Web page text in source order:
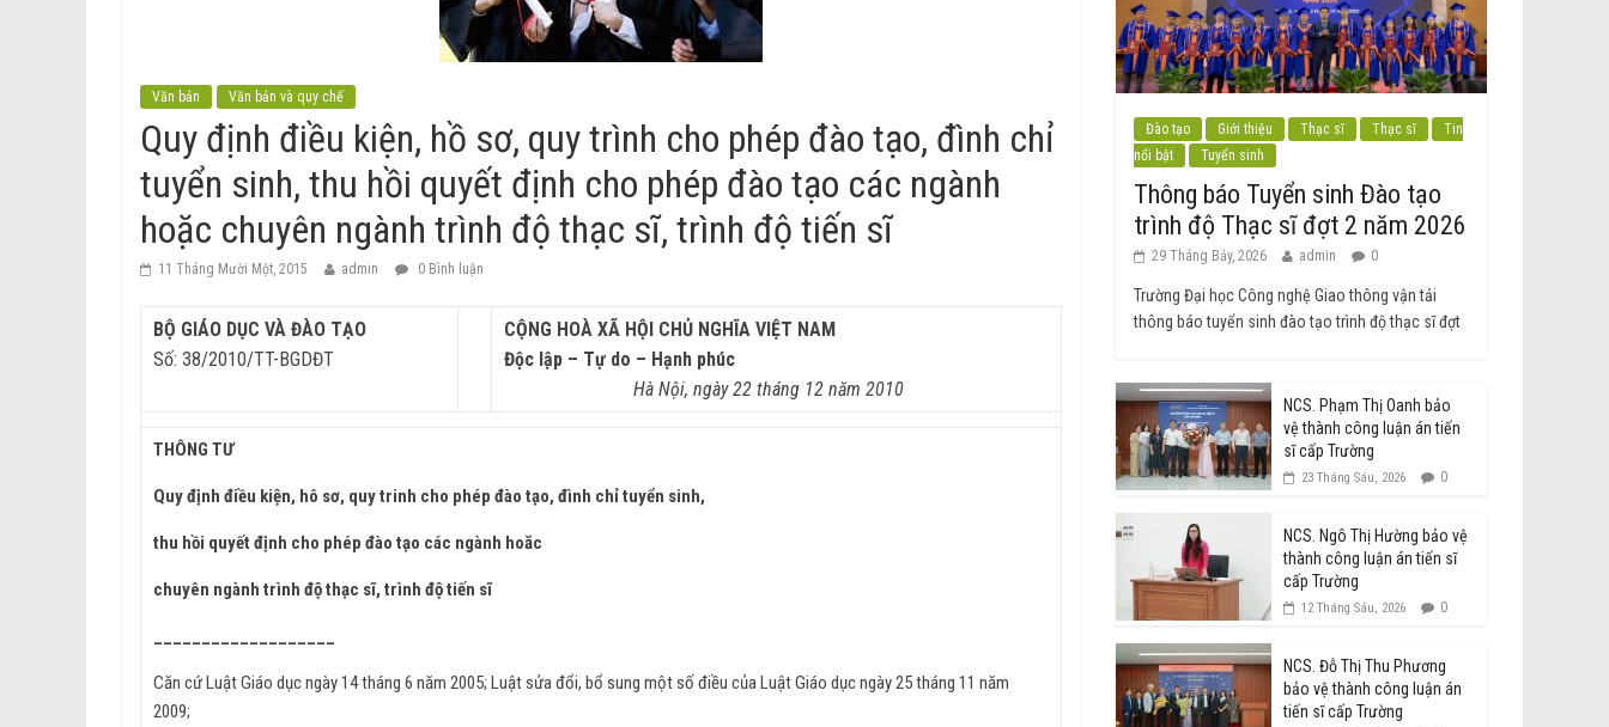
Văn bản Văn bản và quy chế
Quy định điều kiện, hồ sơ, quy trình cho phép đào tạo, đình chỉ
tuyển sinh, thu hồi quyết định cho phép đào tạo các ngành
hoặc chuyên ngành trình độ thạc sĩ, trình độ tiến sĩ
11 Tháng Mười Một, 2015 admin 0 Bình luận
BỘ GIÁO DỤC VÀ ĐÀO TẠO
Số: 38/2010/TT-BGDĐT
CỘNG HOÀ XÃ HỘI CHỦ NGHĨA VIỆT NAM
Độc lập – Tự do – Hạnh phúc
Hà Nội, ngày 22 tháng 12 năm 2010
THÔNG TƯ
Quy định điều kiện, hô sơ, quy trinh cho phép đào tạo, đình chỉ tuyển sinh,
thu hồi quyết định cho phép đào tạo các ngành hoăc
chuyên ngành trình độ thạc sĩ, trình độ tiến sĩ
Căn cứ Luật Giáo dục ngày 14 tháng 6 năm 2005; Luật sửa đổi, bổ sung một số điều của Luật Giáo dục ngày 25 tháng 11 năm
2009;
Đào tạo Giới thiệu Thạc sĩ Thạc sĩ
Tin
nổi bật
Tuyển sinh
Thông báo Tuyển sinh Đào tạo
trình độ Thạc sĩ đợt 2 năm 2026
29 Tháng Bảy, 2026 admin 0
Trường Đại học Công nghệ Giao thông vận tải
thông báo tuyển sinh đào tạo trình độ thạc sĩ đợt
NCS. Phạm Thị Oanh bảo
vệ thành công luận án tiến
sĩ cấp Trường
23 Tháng Sáu, 2026 0
NCS. Ngô Thị Hường bảo vệ
thành công luận án tiến sĩ
cấp Trường
12 Tháng Sáu, 2026 0
NCS. Đỗ Thị Thu Phương
bảo vệ thành công luận án
tiến sĩ cấp Trường